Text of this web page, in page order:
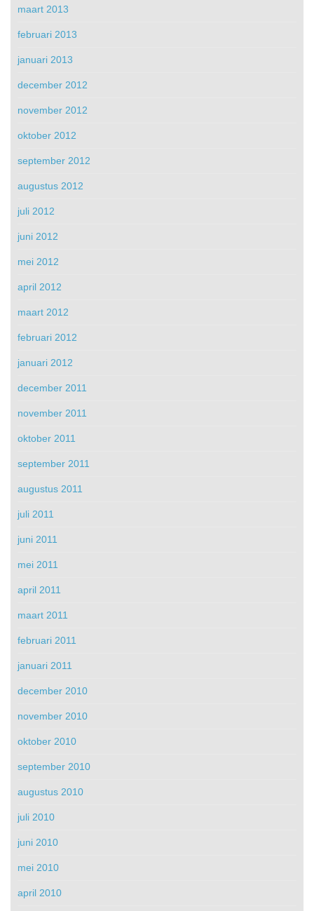
maart 2013
februari 2013
januari 2013
december 2012
november 2012
oktober 2012
september 2012
augustus 2012
juli 2012
juni 2012
mei 2012
april 2012
maart 2012
februari 2012
januari 2012
december 2011
november 2011
oktober 2011
september 2011
augustus 2011
juli 2011
juni 2011
mei 2011
april 2011
maart 2011
februari 2011
januari 2011
december 2010
november 2010
oktober 2010
september 2010
augustus 2010
juli 2010
juni 2010
mei 2010
april 2010